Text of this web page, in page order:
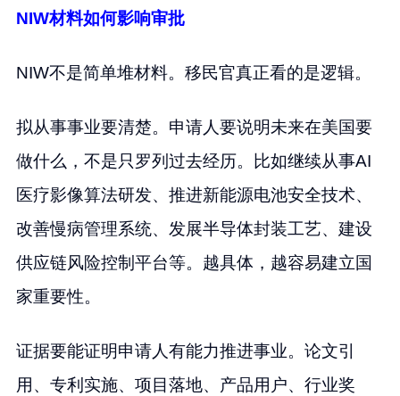
NIW材料如何影响审批
NIW不是简单堆材料。移民官真正看的是逻辑。
拟从事事业要清楚。申请人要说明未来在美国要
做什么，不是只罗列过去经历。比如继续从事AI
医疗影像算法研发、推进新能源电池安全技术、
改善慢病管理系统、发展半导体封装工艺、建设
供应链风险控制平台等。越具体，越容易建立国
家重要性。
证据要能证明申请人有能力推进事业。论文引
用、专利实施、项目落地、产品用户、行业奖